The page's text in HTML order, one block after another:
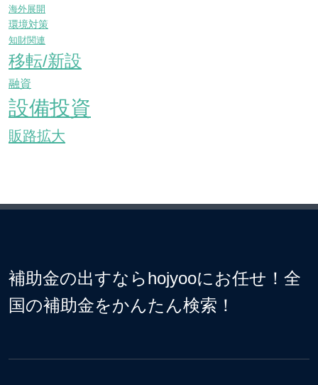
海外展開
環境対策
知財関連
移転/新設
融資
設備投資
販路拡大
補助金の出すならhojyooにお任せ！全
国の補助金をかんたん検索！